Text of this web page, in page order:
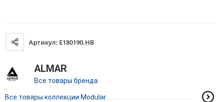
Артикул: E180190.HB
ALMAR
Все товары бренда
Все товары коллекции Modular